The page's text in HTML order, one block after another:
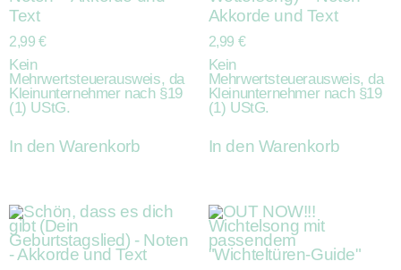
Text
2,99 €
Kein
Mehrwertsteuerausweis, da
Kleinunternehmer nach §19
(1) UStG.
In den Warenkorb
Akkorde und Text
2,99 €
Kein
Mehrwertsteuerausweis, da
Kleinunternehmer nach §19
(1) UStG.
In den Warenkorb